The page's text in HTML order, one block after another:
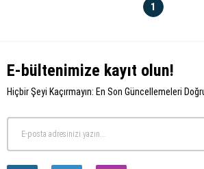
1
E-bültenimize kayıt olun!
Hiçbir Şeyi Kaçırmayın: En Son Güncellemeleri